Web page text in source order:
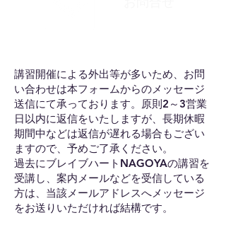
講習開催による外出等が多いため、お問
い合わせは本フォームからのメッセージ
送信にて承っております。原則2～3営業
日以内に返信をいたしますが、長期休暇
期間中などは返信が遅れる場合もござい
ますので、予めご了承ください。
過去にブレイブハートNAGOYAの講習を
受講し、案内メールなどを受信している
方は、当該メールアドレスへメッセージ
をお送りいただければ結構です。